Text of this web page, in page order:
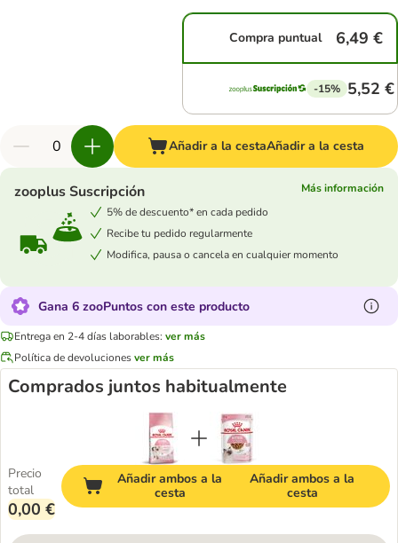
Compra puntual 6,49 €
-15% 5,52 €
Añadir a la cestaAñadir a la cesta
zooplus Suscripción
Más información
5% de descuento* en cada pedido
Recibe tu pedido regularmente
Modifica, pausa o cancela en cualquier momento
Gana 6 zooPuntos con este producto
Entrega en 2-4 días laborables: ver más
Política de devolucionesver más
Comprados juntos habitualmente
Precio
total
0,00 €
Añadir ambos a la
cesta
Añadir ambos a la
cesta